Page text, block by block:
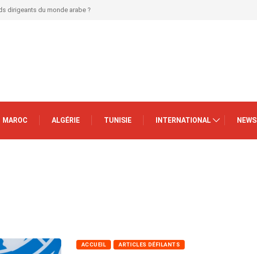
dirigeants du monde arabe ?
MAROC ALGÉRIE TUNISIE INTERNATIONAL NEWS
ACCUEIL ARTICLES DÉFILANTS